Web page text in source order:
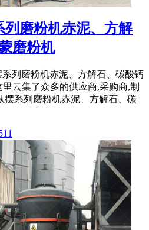
列磨粉机赤泥、方解
磨粉机
系列磨粉机赤泥、方解石、碳酸钙
云集了众多的供应商,采购商,制
摆系列磨粉机赤泥、方解石、碳